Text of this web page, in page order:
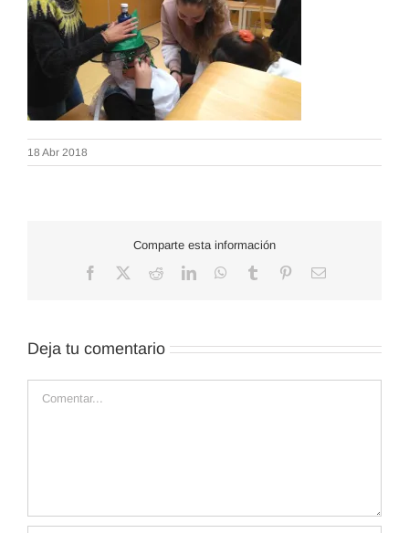
18 Abr 2018
Comparte esta información
Facebook RedditLinkedInWhatsApp
Tumblr PinterestCorreo
Deja tu comentario